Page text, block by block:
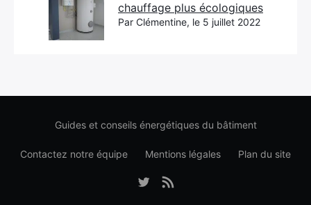
chauffage plus écologiques
Par Clémentine, le 5 juillet 2022
Guides et conseils énergétiques du bâtiment
Contactez notre équipe Mentions légales Plan du site
ÉlémentÉlément